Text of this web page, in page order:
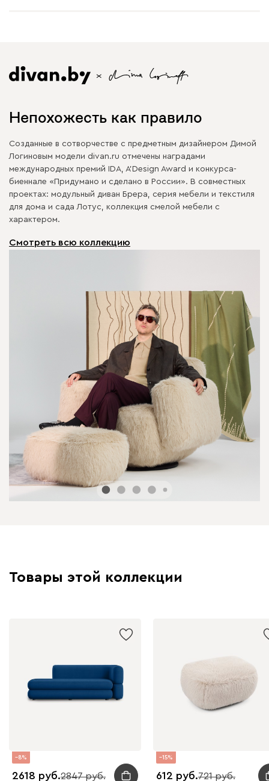
Непохожесть как правило
Созданные в сотворчестве с предметным дизайнером Димой
Логиновым модели divan.ru отмечены наградами
международных премий IDA, A’Design Award и конкурса-
биеннале «Придумано и сделано в России». В совместных
проектах: модульный диван Брера, серия мебели и текстиля
для дома и сада Лотус, коллекция смелой мебели с
характером.
Смотреть всю коллекцию
Товары этой коллекции
8
2618 2847
15
612 721